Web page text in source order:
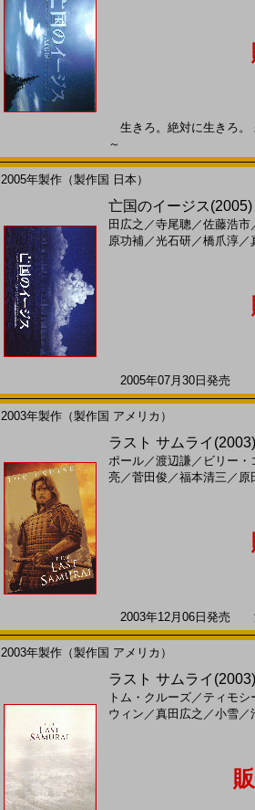
生きろ。絶対に生きろ
～
2005年製作（製作国 日本）
亡国のイージス
田広之 ／寺尾聰／佐藤浩市
原功補／光石研／橋爪淳／
2005年07月30日発売
2003年製作（製作国 アメリカ）
ラスト サムライ
ポール／渡辺謙／ ビリー・
亮／菅田俊 ／福本清三 ／ 原
2003年12月06日発売
2003年製作（製作国 アメリカ）
ラスト サムライ
トム・クルーズ／ ティモシ
ウィン ／真田広之 ／小雪／